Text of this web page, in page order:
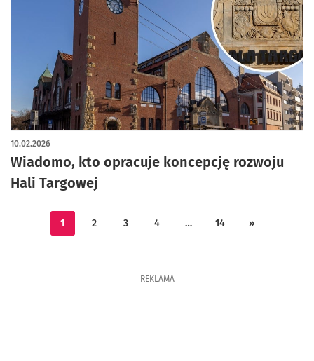
Wiadomo, kto opracuje koncepcję rozwoju
Hali Targowej
10.02.2026
1 2 3 4 … 14 »
REKLAMA